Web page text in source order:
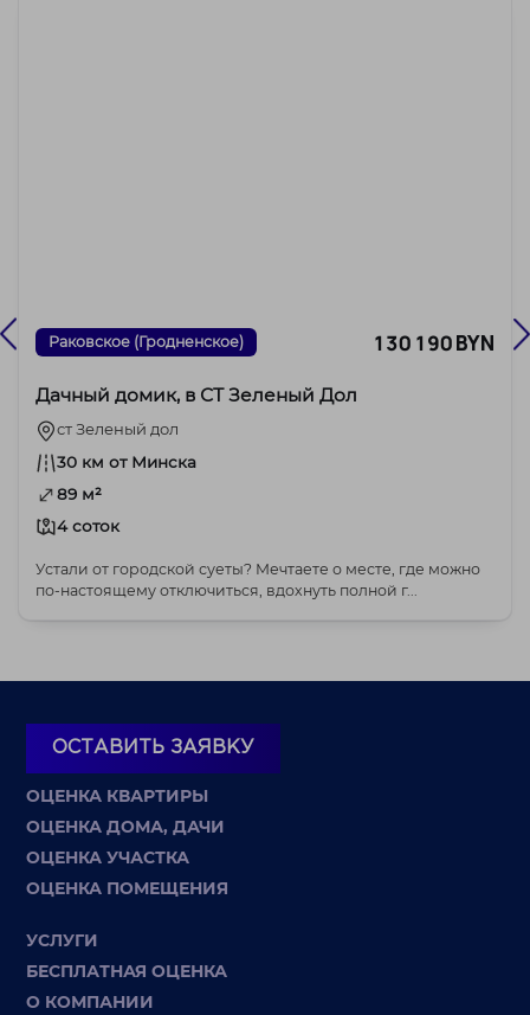
Раковское (Гродненское) 130 190 BYN
Дачный домик, в СТ Зеленый Дол
ст Зеленый дол
30 км от Минска
89 м²
4 соток
Устали от городской суеты? Мечтаете о месте, где можно
по-настоящему отключиться, вдохнуть полной г...
ОСТАВИТЬ ЗАЯВКУ
ОЦЕНКА КВАРТИРЫ
ОЦЕНКА ДОМА, ДАЧИ
ОЦЕНКА УЧАСТКА
ОЦЕНКА ПОМЕЩЕНИЯ
УСЛУГИ
БЕСПЛАТНАЯ ОЦЕНКА
О КОМПАНИИ